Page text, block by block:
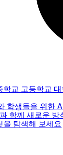
학교 고등학교
학생들을 위한
함께 새로운
을 탐색해 보세요